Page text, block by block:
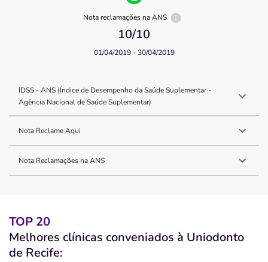
Nota reclamações na ANS
10/10
01/04/2019 - 30/04/2019
IDSS - ANS (Índice de Desempenho da Saúde Suplementar -
Agência Nacional de Saúde Suplementar)
Nota Reclame Aqui
Nota Reclamações na ANS
TOP 20
Melhores clínicas conveniados à Uniodonto
de Recife: